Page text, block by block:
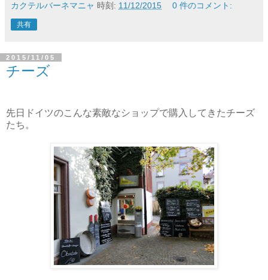
カクテルバーネマニャ 時刻: 11/12/2015 0 件のコメント:
共有
2015/11/05
チーズ
先日ドイツのこんな素敵なショップで購入してきたチーズ
たち。